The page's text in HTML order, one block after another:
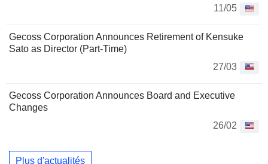
11/05
Gecoss Corporation Announces Retirement of Kensuke
Sato as Director (Part-Time)
27/03
Gecoss Corporation Announces Board and Executive
Changes
26/02
Plus d'actualités